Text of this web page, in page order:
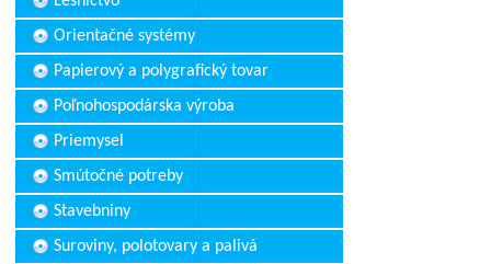
Orientačné systémy
Papierový a polygrafický tovar
Poľnohospodárska výroba
Priemysel
Smútočné potreby
Stavebniny
Suroviny, polotovary a palivá